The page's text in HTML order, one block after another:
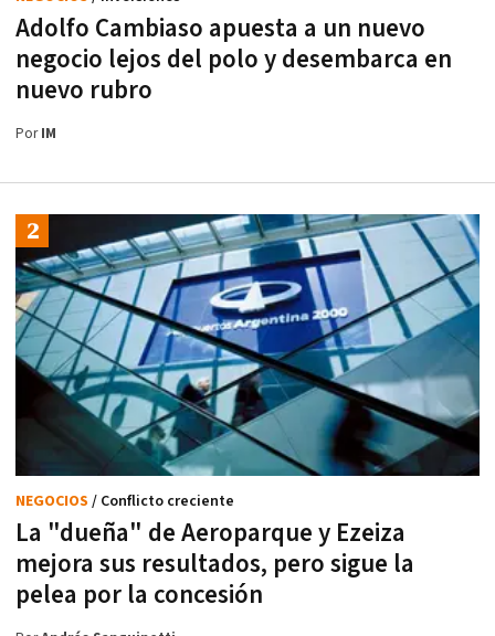
Adolfo Cambiaso apuesta a un nuevo
negocio lejos del polo y desembarca en
nuevo rubro
PorIM
La "dueña" de Aeroparque y Ezeiza
mejora sus resultados, pero sigue la
pelea por la concesión
NEGOCIOS / Conflicto creciente